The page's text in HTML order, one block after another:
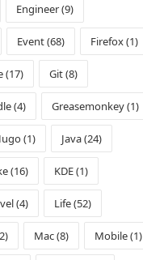
Engineer (9)
Event (68) Firefox (1)
(17) Git (8)
(4) Greasemonkey (1)
(1) Java (24)
(16) KDE (1)
(4) Life (52)
Mac (8) Mobile (1)